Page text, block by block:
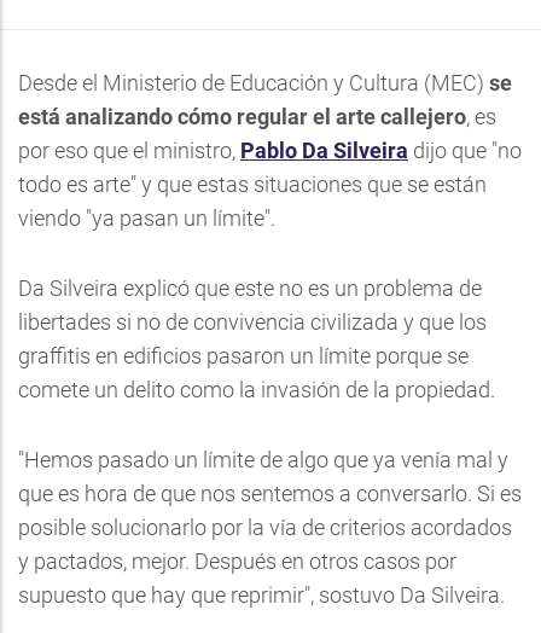
Desde el Ministerio de Educación y Cultura (MEC) se
está analizando cómo regular el arte callejero, es
por eso que el ministro, Pablo Da Silveira dijo que "no
todo es arte" y que estas situaciones que se están
viendo "ya pasan un límite".
Da Silveira explicó que este no es un problema de
libertades si no de convivencia civilizada y que los
graffitis en edificios pasaron un límite porque se
comete un delito como la invasión de la propiedad.
"Hemos pasado un límite de algo que ya venía mal y
que es hora de que nos sentemos a conversarlo. Si es
posible solucionarlo por la vía de criterios acordados
y pactados, mejor. Después en otros casos por
supuesto que hay que reprimir", sostuvo Da Silveira.